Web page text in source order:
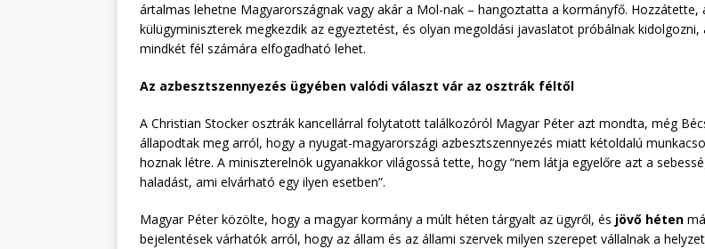
ártalmas lehetne Magyarországnak vagy akár a Mol-nak – hangoztatta a kormányfő. Hozzátette,
külügyminiszterek megkezdik az egyeztetést, és olyan megoldási javaslatot próbálnak kidolgozni,
mindkét fél számára elfogadható lehet.
Az azbesztszennyezés ügyében valódi választ vár az osztrák féltől
A Christian Stocker osztrák kancellárral folytatott találkozóról Magyar Péter azt mondta, még
állapodtak meg arról, hogy a nyugat-magyarországi azbesztszennyezés miatt kétoldalú
hoznak létre. A miniszterelnök ugyanakkor világossá tette, hogy “nem látja egyelőre azt a
haladást, ami elvárható egy ilyen esetben”.
Magyar Péter közölte, hogy a magyar kormány a múlt héten tárgyalt az ügyről, és jövő héten
bejelentések várhatók arról, hogy az állam és az állami szervek milyen szerepet vállalnak a helyzet